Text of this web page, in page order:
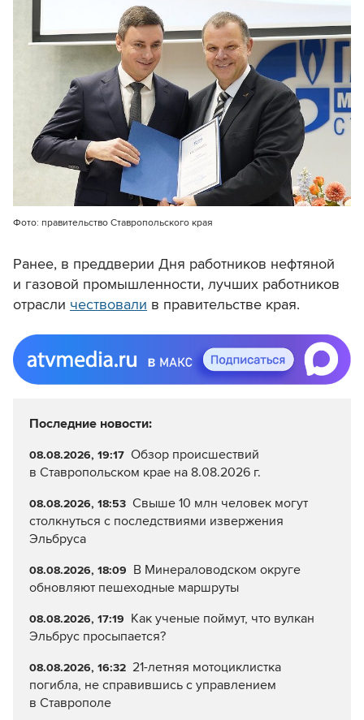
Фото: правительство Ставропольского края
Ранее, в преддверии Дня работников нефтяной
и газовой промышленности, лучших работников
отрасли чествовали в правительстве края.
Последние новости:
08.08.2026, 19:17 Обзор происшествий
в Ставропольском крае на 8.08.2026 г.
08.08.2026, 18:53 Свыше 10 млн человек могут
столкнуться с последствиями извержения
Эльбруса
08.08.2026, 18:09 В Минераловодском округе
обновляют пешеходные маршруты
08.08.2026, 17:19 Как ученые поймут, что вулкан
Эльбрус просыпается?
08.08.2026, 16:32 21-летняя мотоциклистка
погибла, не справившись с управлением
в Ставрополе